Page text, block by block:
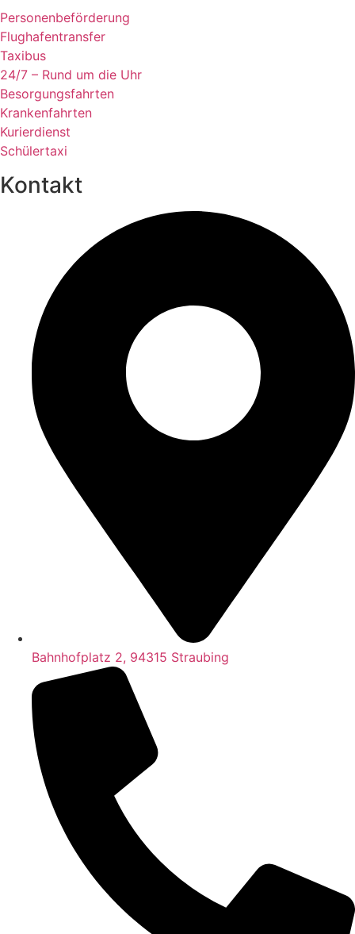
Personenbeförderung
Flughafentransfer
Taxibus
24/7 – Rund um die Uhr
Besorgungsfahrten
Krankenfahrten
Kurierdienst
Schülertaxi
Kontakt
Bahnhofplatz 2, 94315 Straubing